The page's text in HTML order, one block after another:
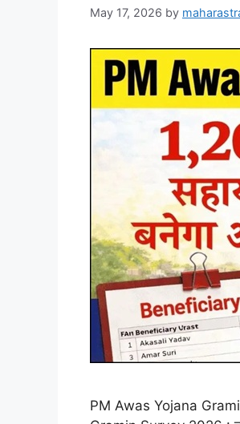
May 17, 2026 by
PM Awas Yojana